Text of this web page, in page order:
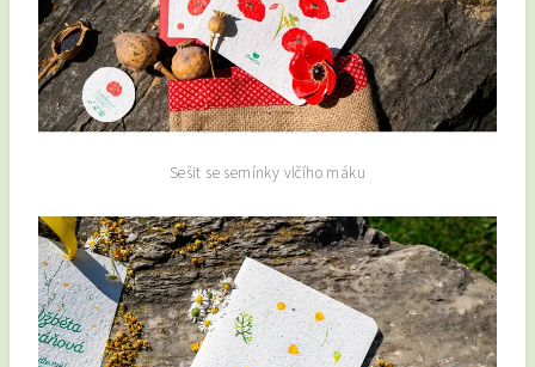
Sešit se semínky vlčího máku